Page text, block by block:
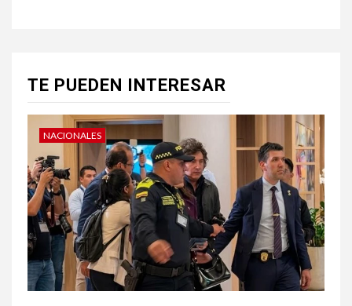
TE PUEDEN INTERESAR
NACIONALES